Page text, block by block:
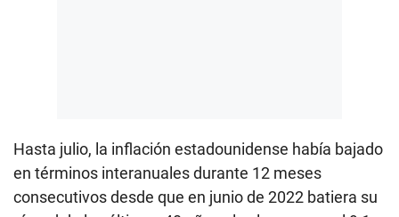
Hasta julio, la inflación estadounidense había bajado
en términos interanuales durante 12 meses
consecutivos desde que en junio de 2022 batiera su